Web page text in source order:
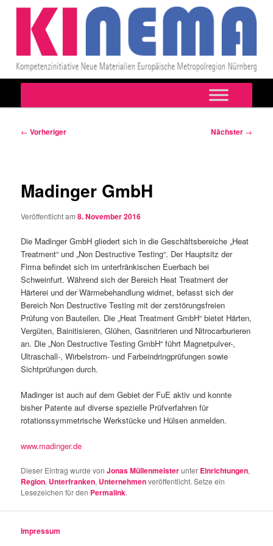
Beitragsnavigation
← Vorheriger Nächster →
Madinger GmbH
Veröffentlicht am8. November 2016
Die Madinger GmbH gliedert sich in die Geschäftsbereiche „Heat
Treatment“ und „Non Destructive Testing“. Der Hauptsitz der
Firma befindet sich im unterfränkischen Euerbach bei
Schweinfurt. Während sich der Bereich Heat Treatment der
Härterei und der Wärmebehandlung widmet, befasst sich der
Bereich Non Destructive Testing mit der zerstörungsfreien
Prüfung von Bauteilen. Die „Heat Treatment GmbH“ bietet Härten,
Vergüten, Bainitisieren, Glühen, Gasnitrieren und Nitrocarburieren
an. Die „Non Destructive Testing GmbH“ führt Magnetpulver-,
Ultraschall-, Wirbelstrom- und Farbeindringprüfungen sowie
Sichtprüfungen durch.
Madinger ist auch auf dem Gebiet der FuE aktiv und konnte
bisher Patente auf diverse spezielle Prüfverfahren für
rotationssymmetrische Werkstücke und Hülsen anmelden.
www.madinger.de
Dieser Eintrag wurde vonJonas Müllenmeisterunter Einrichtungen,
Region, Unterfranken, Unternehmenveröffentlicht. Setze ein
Lesezeichen für den Permalink.
Impressum